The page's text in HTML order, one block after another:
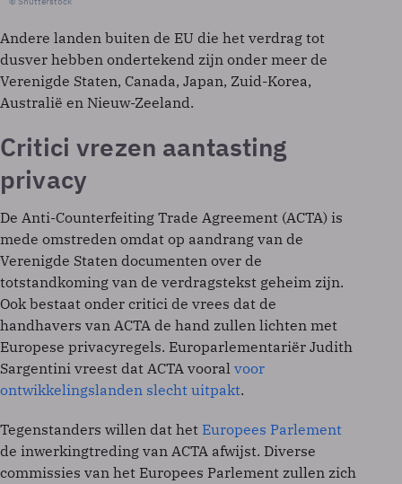
Andere landen buiten de EU die het verdrag tot
dusver hebben ondertekend zijn onder meer de
Verenigde Staten, Canada, Japan, Zuid-Korea,
Australië en Nieuw-Zeeland.
Critici vrezen aantasting
privacy
De Anti-Counterfeiting Trade Agreement (ACTA) is
mede omstreden omdat op aandrang van de
Verenigde Staten documenten over de
totstandkoming van de verdragstekst geheim zijn.
Ook bestaat onder critici de vrees dat de
handhavers van ACTA de hand zullen lichten met
Europese privacyregels. Europarlementariër Judith
Sargentini vreest dat ACTA vooral voor
ontwikkelingslanden slecht uitpakt.
Tegenstanders willen dat het Europees Parlement
de inwerkingtreding van ACTA afwijst. Diverse
commissies van het Europees Parlement zullen zich